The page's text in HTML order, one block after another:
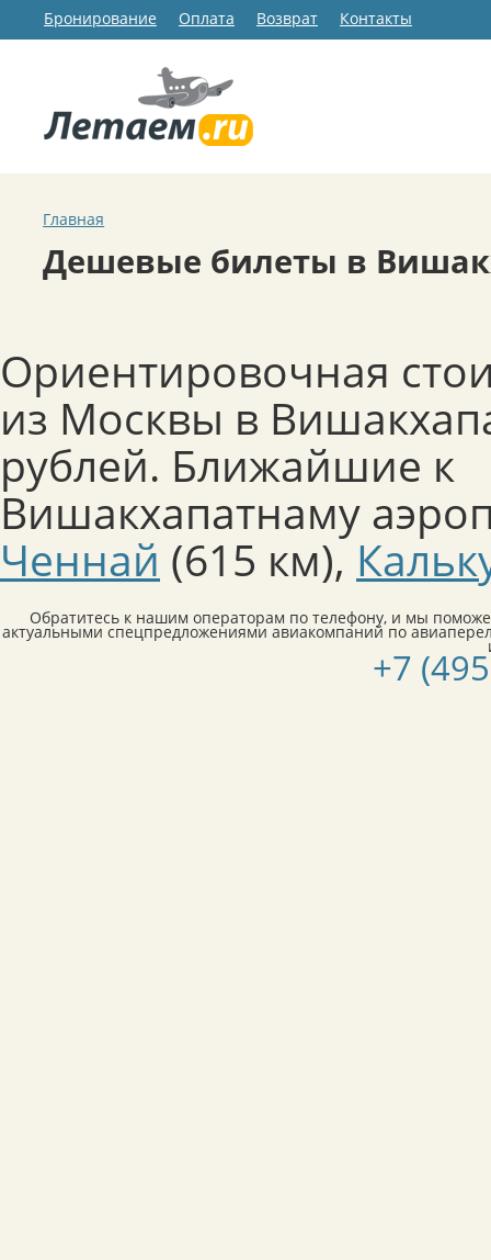
Бронирование Оплата Возврат Контакты
Главная
Дешевые билеты в
Ориентировочная
из Москвы в
рублей. Ближайшие к
Вишакхапатнаму
Ченнай (615 км),
Обратитесь к нашим операторам по телефону, и мы
актуальными спецпредложениями авиакомпаний по
+7